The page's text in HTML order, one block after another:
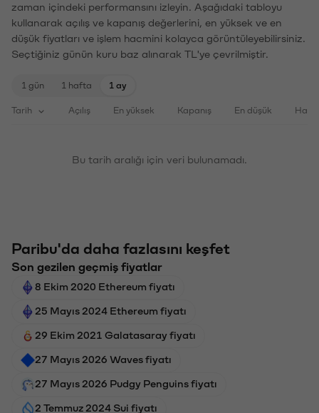
zaman içindeki performansını izleyin. Aşağıdaki tabloyu
kullanarak açılış ve kapanış değerlerini, en yüksek ve en
düşük fiyatları ve işlem hacmini kolayca görüntüleyebilirsiniz.
Seçtiğiniz günün kuru baz alınarak TL'ye çevrilmiştir.
1 gün 1 hafta 1 ay
Tarih Açılış En yüksek Kapanış En düşük
Bu tarih aralığı için veri bulunamadı.
Paribu'da daha fazlasını keşfet
Son gezilen geçmiş fiyatlar
8 Ekim 2020 Ethereum fiyatı
25 Mayıs 2024 Ethereum fiyatı
29 Ekim 2021 Galatasaray fiyatı
27 Mayıs 2026 Waves fiyatı
27 Mayıs 2026 Pudgy Penguins fiyatı
2 Temmuz 2024 Sui fiyatı